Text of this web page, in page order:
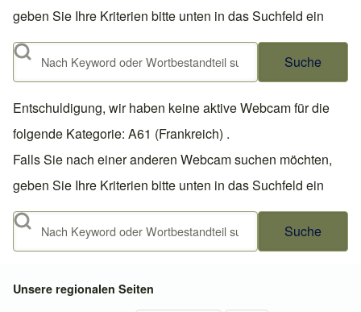
geben Sie Ihre Kriterien bitte unten in das Suchfeld ein
Suche
Entschuldigung, wir haben keine aktive Webcam für die
folgende Kategorie: A61 (Frankreich) .
Falls Sie nach einer anderen Webcam suchen möchten,
geben Sie Ihre Kriterien bitte unten in das Suchfeld ein
Suche
Unsere regionalen Seiten